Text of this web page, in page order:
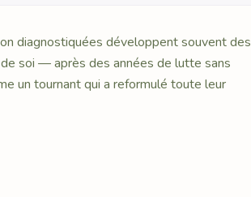
diagnostiquées développent souvent des
soi — après des années de lutte sans
un tournant qui a reformulé toute leur